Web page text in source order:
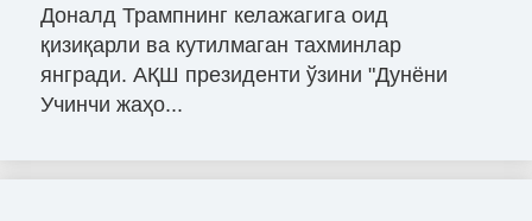
Доналд Трампнинг келажагига оид
қизиқарли ва кутилмаган тахминлар
янгради. АҚШ президенти ўзини "Дунёни
Учинчи жаҳо...